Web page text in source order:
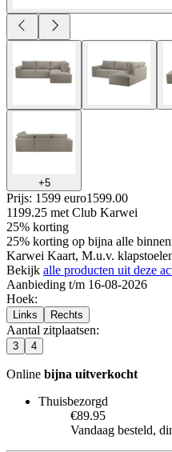
+5
Prijs: 1599 euro1599.00
1199.25 met Club Karwei
25% korting
25% korting op bijna alle
Karwei Kaart, M.u.v.
Bekijk alle producten uit deze
Aanbieding t/m 16-08-2026
Hoek:
Links Rechts
Aantal zitplaatsen:
3 4
Online bijna uitverkocht
Thuisbezorgd
€89.95
Vandaag besteld,